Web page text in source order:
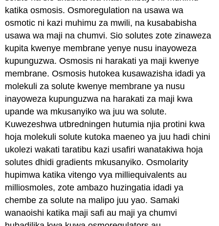
katika osmosis. Osmoregulation na usawa wa
osmotic ni kazi muhimu za mwili, na kusababisha
usawa wa maji na chumvi. Sio solutes zote zinaweza
kupita kwenye membrane yenye nusu inayoweza
kupunguzwa. Osmosis ni harakati ya maji kwenye
membrane. Osmosis hutokea kusawazisha idadi ya
molekuli za solute kwenye membrane ya nusu
inayoweza kupunguzwa na harakati za maji kwa
upande wa mkusanyiko wa juu wa solute.
Kuwezeshwa utbredningen hutumia njia protini kwa
hoja molekuli solute kutoka maeneo ya juu hadi chini
ukolezi wakati taratibu kazi usafiri wanatakiwa hoja
solutes dhidi gradients mkusanyiko. Osmolarity
hupimwa katika vitengo vya milliequivalents au
milliosmoles, zote ambazo huzingatia idadi ya
chembe za solute na malipo juu yao. Samaki
wanaoishi katika maji safi au maji ya chumvi